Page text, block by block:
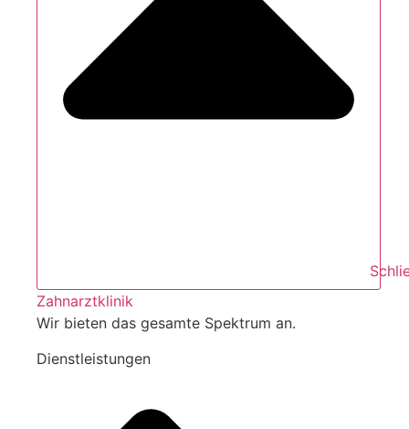
Zahnarztklinik
Wir bieten das gesamte Spektrum an.
Dienstleistungen